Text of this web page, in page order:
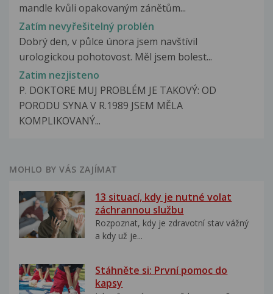
mandle kvůli opakovaným zánětům...
Zatím nevyřešitelný problén
Dobrý den, v půlce února jsem navštívil
urologickou pohotovost. Měl jsem bolest...
Zatim nezjisteno
P. DOKTORE MUJ PROBLÉM JE TAKOVÝ: OD
PORODU SYNA V R.1989 JSEM MĚLA
KOMPLIKOVANÝ...
MOHLO BY VÁS ZAJÍMAT
13 situací, kdy je nutné volat
záchrannou službu
Rozpoznat, kdy je zdravotní stav vážný
a kdy už je...
Stáhněte si: První pomoc do
kapsy